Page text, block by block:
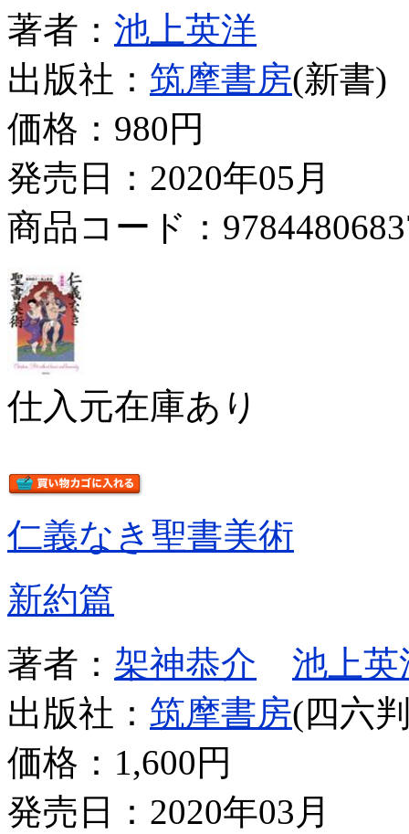
著者： 池上英洋
出版社： 筑摩書房(新書)
価格： 980円
発売日：2020年05月
商品コード：
仕入元在庫あり
仁義なき聖書美術
新約篇
著者： 架神恭介
池上英
出版社： 筑摩書房(四六
価格： 1,600円
発売日：2020年03月